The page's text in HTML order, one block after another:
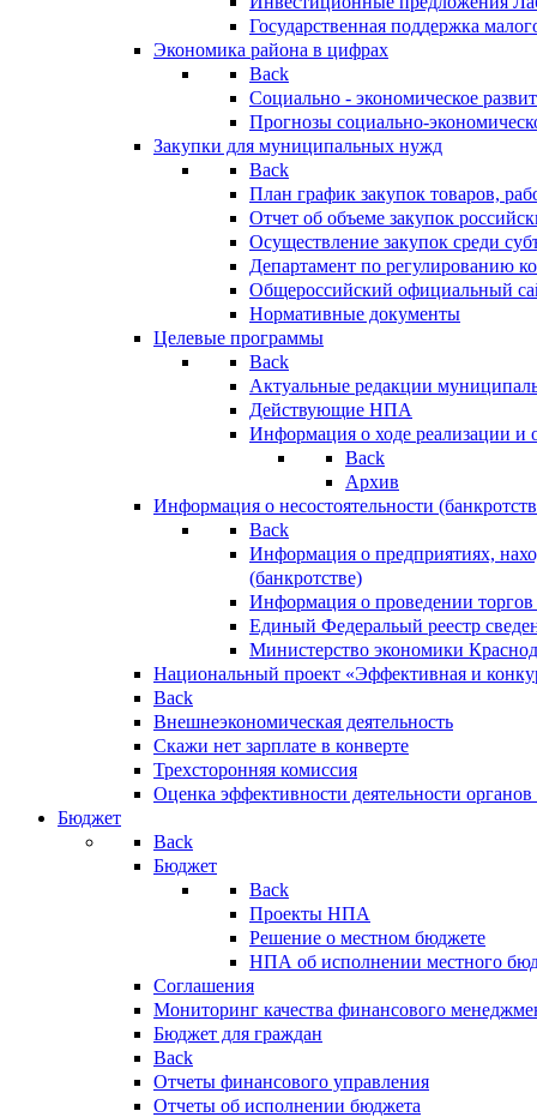
Государственная поддержка
Экономика района в цифрах
Back
Социально - экономическое
Прогнозы социально-
Закупки для муниципальных нужд
Back
План график закупок товаров,
Отчет об объеме закупок
Осуществление закупок среди
Департамент по регулированию
Общероссийский официальный
Нормативные документы
Целевые программы
Back
Актуальные редакции
Действующие НПА
Информация о ходе реализации
Back
Архив
Информация о несостоятельности
Back
Информация о предприятиях,
(банкротстве)
Информация о проведении
Единый Федеральый реестр
Министерство экономики
Национальный проект «Эффективная и
Back
Внешнеэкономическая деятельность
Скажи нет зарплате в конверте
Трехсторонняя комиссия
Оценка эффективности деятельности
Бюджет
Back
Бюджет
Back
Проекты НПА
Решение о местном бюджете
НПА об исполнении местного
Соглашения
Мониторинг качества финансового
Бюджет для граждан
Back
Отчеты финансового управления
Отчеты об исполнении бюджета